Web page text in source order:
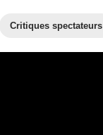
Critiques spectateurs